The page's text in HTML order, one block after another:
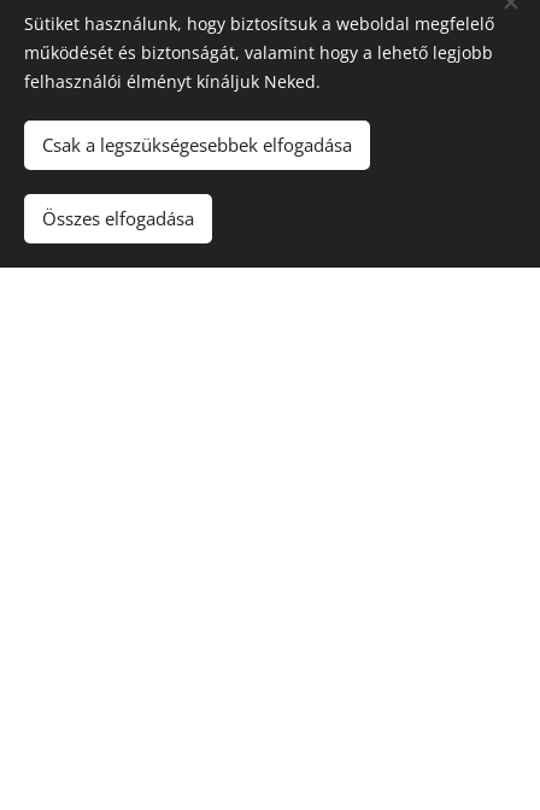
Víz
Sütiket használunk, hogy biztosítsuk a weboldal megfelelő
működését és biztonságát, valamint hogy a lehető legjobb
felhasználói élményt kínáljuk Neked.
Csak a legszükségesebbek elfogadása
Összes elfogadása